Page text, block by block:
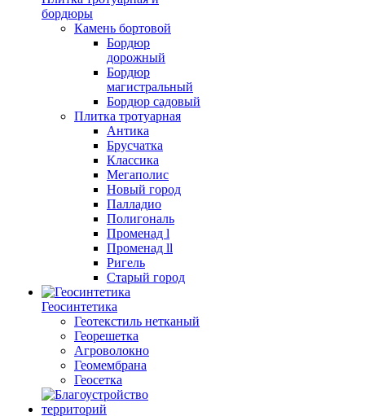
бордюры
Камень бортовой
Бордюр
дорожный
Бордюр
магистральный
Бордюр садовый
Плитка тротуарная
Антика
Брусчатка
Классика
Мегаполис
Новый город
Палладио
Полигональ
Променад l
Променад ll
Ригель
Старый город
Геосинтетика
Геотекстиль нетканый
Георешетка
Агроволокно
Геомембрана
Геосетка